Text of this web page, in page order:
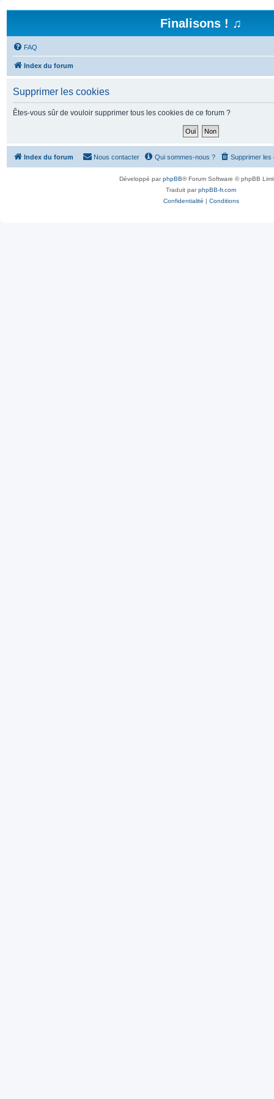
Finalisons ! ♫
FAQ
Index du forum
Supprimer les cookies
Êtes-vous sûr de vouloir supprimer tous les cookies de ce forum ?
Index du forum Supprimer les
Qui sommes-nous ?
Nous contacter
Développé parphpBB® Forum Software © phpBB
Traduit parphpBB-fr.com
Confidentialité | Conditions